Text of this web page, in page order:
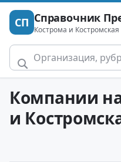
СП Справочник
Кострома и Костромская
Компании
и